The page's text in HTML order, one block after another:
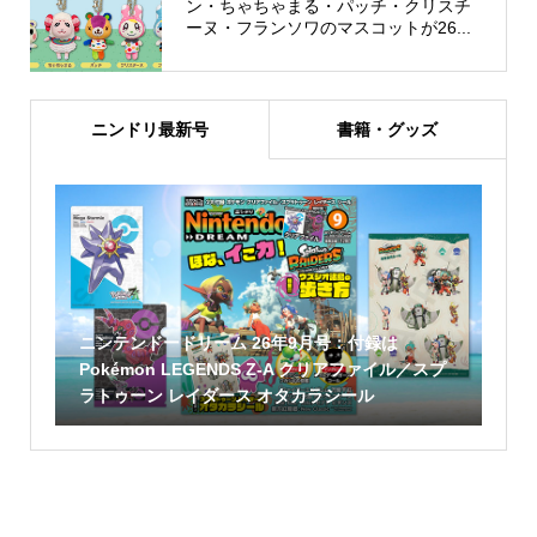
ン・ちゃちゃまる・パッチ・クリスチ
ーヌ・フランソワのマスコットが26...
ニンドリ最新号 書籍・グッズ
ニンテンドードリーム 26年9月号：付録は
Pokémon LEGENDS Z-A クリアファイル／スプ
ラトゥーン レイダース オタカラシール